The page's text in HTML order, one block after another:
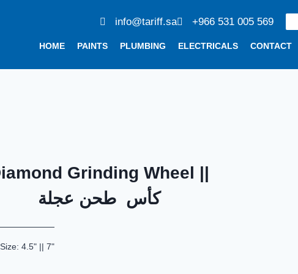
info@tariff.sa +966 531 005 569
HOME PAINTS PLUMBING ELECTRICALS CONTACT
Grinding Wheel ||
كأس طحن عجلة
Size: 4.5" || 7"